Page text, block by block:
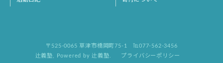
〒525-0065 草津市橋岡町75-1
℡077-562-3456
辻義塾
Powered by 辻義塾. プライバシーポリシー